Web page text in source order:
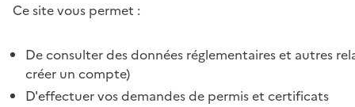
Ce site vous permet :
De consulter des données réglementaires et autres
créer un compte)
D'effectuer vos demandes de permis et certificats